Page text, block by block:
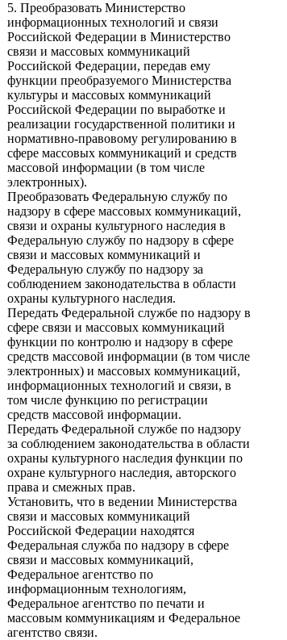
5. Преобразовать Министерство
информационных технологий и связи
Российской Федерации в Министерство
связи и массовых коммуникаций
Российской Федерации, передав ему
функции преобразуемого Министерства
культуры и массовых коммуникаций
Российской Федерации по выработке и
реализации государственной политики и
нормативно-правовому регулированию в
сфере массовых коммуникаций и средств
массовой информации (в том числе
электронных).
Преобразовать Федеральную службу по
надзору в сфере массовых коммуникаций,
связи и охраны культурного наследия в
Федеральную службу по надзору в сфере
связи и массовых коммуникаций и
Федеральную службу по надзору за
соблюдением законодательства в области
охраны культурного наследия.
Передать Федеральной службе по надзору в
сфере связи и массовых коммуникаций
функции по контролю и надзору в сфере
средств массовой информации (в том числе
электронных) и массовых коммуникаций,
информационных технологий и связи, в
том числе функцию по регистрации
средств массовой информации.
Передать Федеральной службе по надзору
за соблюдением законодательства в области
охраны культурного наследия функции по
охране культурного наследия, авторского
права и смежных прав.
Установить, что в ведении Министерства
связи и массовых коммуникаций
Российской Федерации находятся
Федеральная служба по надзору в сфере
связи и массовых коммуникаций,
Федеральное агентство по
информационным технологиям,
Федеральное агентство по печати и
массовым коммуникациям и Федеральное
агентство связи.